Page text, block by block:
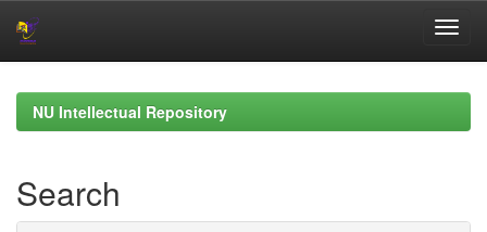
navigationNU Intellectual Repository
Search